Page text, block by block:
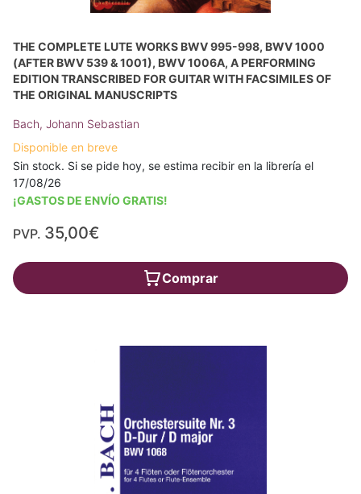
THE COMPLETE LUTE WORKS BWV 995-998, BWV 1000
(AFTER BWV 539 & 1001), BWV 1006A, A PERFORMING
EDITION TRANSCRIBED FOR GUITAR WITH FACSIMILES OF
THE ORIGINAL MANUSCRIPTS
Bach, Johann Sebastian
Disponible en breve
Sin stock. Si se pide hoy, se estima recibir en la librería el
17/08/26
¡GASTOS DE ENVÍO GRATIS!
PVP. 35,00€
Comprar